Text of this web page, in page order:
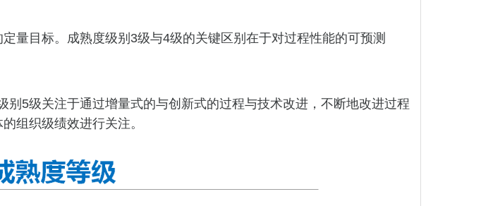
目标。成熟度级别3级与4级的关键区别在于对过程性能的可预测
5级关注于通过增量式的与创新式的过程与技术改进，不断地改进过程
组织级绩效进行关注。